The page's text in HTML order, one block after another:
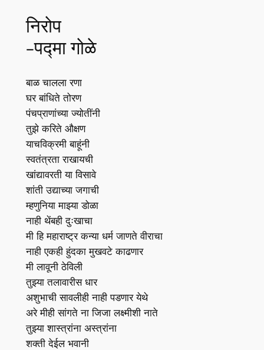
निरोप
-पद्मा गोळे
बाळ चालला रणा
घर बांधिते तोरण
पंचप्राणांच्या ज्योतींनी
तुझे करिते औक्षण
याचविक्रमी बाहूंनी
स्वतंत्रता राखायची
खांद्यावरती या विसावे
शांती उद्याच्या जगाची
म्हणुनिया माझ्या डोळा
नाही थेंबही दुःखाचा
मी हि महाराष्ट्र कन्या धर्म जाणते वीराचा
नाही एकही हुंदका मुखवटे काढणार
मी लावूनी ठेविली
तुझ्या तलावारीस धार
अशुभाची सावलीही नाही पडणार येथे
अरे मीही सांगते ना जिजा लक्ष्मीशी नाते
तुझ्या शास्त्रांना अस्त्रांना
शक्ती देईल भवानी